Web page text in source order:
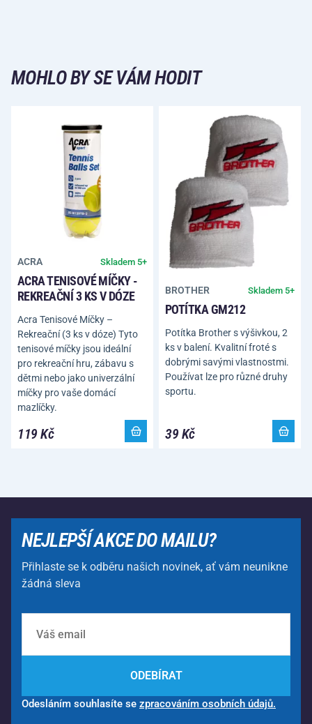
MOHLO BY SE VÁM HODIT
ACRA Skladem 5+
ACRA TENISOVÉ MÍČKY -
REKREAČNÍ 3 KS V DÓZE
Acra Tenisové Míčky –
Rekreační (3 ks v dóze) Tyto
tenisové míčky jsou ideální
pro rekreační hru, zábavu s
dětmi nebo jako univerzální
míčky pro vaše domácí
mazlíčky.
119 Kč
BROTHER Skladem 5+
POTÍTKA GM212
Potítka Brother s výšivkou, 2
ks v balení. Kvalitní froté s
dobrými savými vlastnostmi.
Používat lze pro různé druhy
sportu.
39 Kč
NEJLEPŠÍ AKCE DO MAILU?
Přihlaste se k odběru našich novinek, ať vám neunikne
žádná sleva
ODEBÍRAT
Odesláním souhlasíte se zpracováním osobních údajů.